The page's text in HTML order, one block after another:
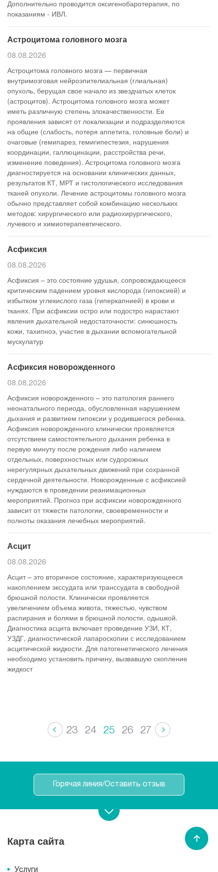
Дополнительно проводится оксигенобаротерапия, по
показаниям - ИВЛ.
Астроцитома головного мозга
08.08.2026
Астроцитома головного мозга — первичная
внутримозговая нейроэпителиальная (глиальная)
опухоль, берущая свое начало из звездчатых клеток
(астроцитов). Астроцитома головного мозга может
иметь различную степень злокачественности. Ее
проявления зависят от локализации и подразделяются
на общие (слабость, потеря аппетита, головные боли) и
очаговые (гемипарез, гемигипестезия, нарушения
координации, галлюцинации, расстройства речи,
изменение поведения). Астроцитома головного мозга
диагностируется на основании клинических данных,
результатов КТ, МРТ и гистологического исследования
тканей опухоли. Лечение астроцитомы головного мозга
обычно представляет собой комбинацию нескольких
методов: хирургического или радиохирургического,
лучевого и химиотерапевтического.
Асфиксия
08.08.2026
Асфиксия – это состояние удушья, сопровождающееся
критическим падением уровня кислорода (гипоксией) и
избытком углекислого газа (гиперкапнией) в крови и
тканях. При асфиксии остро или подостро нарастают
явления дыхательной недостаточности: синюшность
кожи, тахипноэ, участие в дыхании вспомогательной
мускулатур
Асфиксия новорожденного
08.08.2026
Асфиксия новорожденного – это патология раннего
неонатального периода, обусловленная нарушением
дыхания и развитием гипоксии у родившегося ребенка.
Асфиксия новорожденного клинически проявляется
отсутствием самостоятельного дыхания ребенка в
первую минуту после рождения либо наличием
отдельных, поверхностных или судорожных
нерегулярных дыхательных движений при сохранной
сердечной деятельности. Новорожденные с асфиксией
нуждаются в проведении реанимационных
мероприятий. Прогноз при асфиксии новорожденного
зависит от тяжести патологии, своевременности и
полноты оказания лечебных мероприятий.
Асцит
08.08.2026
Асцит – это вторичное состояние, характеризующееся
накоплением экссудата или транссудата в свободной
брюшной полости. Клинически проявляется
увеличением объема живота, тяжестью, чувством
распирания и болями в брюшной полости, одышкой.
Диагностика асцита включает проведение УЗИ, КТ,
УЗДГ, диагностической лапароскопии с исследованием
асцитической жидкости. Для патогенетического лечения
необходимо установить причину, вызвавшую скопление
жидкост
23 24 25 26 27
Горячая линия/Оставить отзыв
Записаться на прием
Карта сайта
Услуги